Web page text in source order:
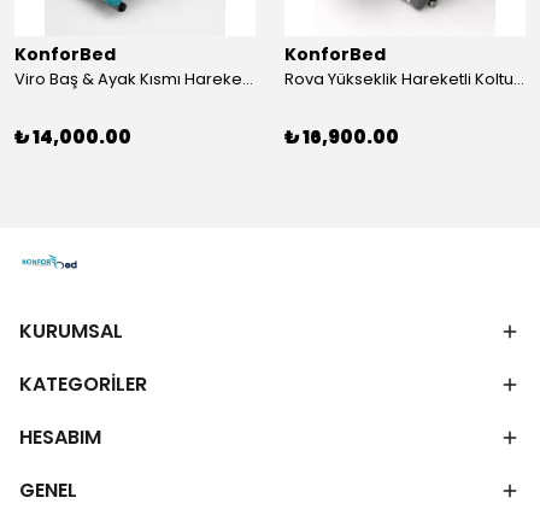
KonforBed
Viro Baş & Ayak Kısmı Hareketli Koltuk Çift Bacaklı
₺ 14,000.00
KonforBed
Rova Yükseklik Hareketli Koltuk (Hidrolik) Beyaz-Gri
₺ 16,900.00
KURUMSAL
KATEGORİLER
HESABIM
GENEL